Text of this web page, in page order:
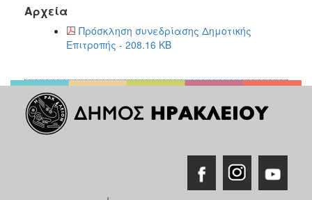
2017
2016
2015
2012
2011
2010
Αρχεία
Πρόσκληση συνεδρίασης Δημοτικής
Επιτροπής - 208.16 KB